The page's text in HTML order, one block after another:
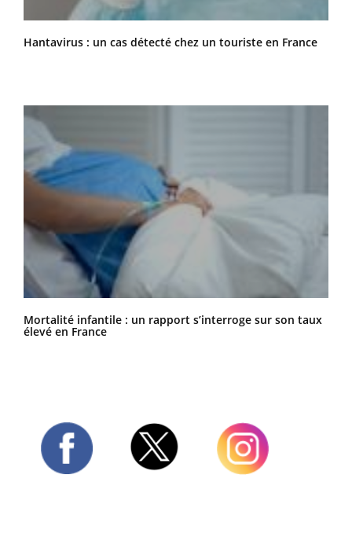
Hantavirus : un cas détecté chez un touriste en France
Mortalité infantile : un rapport s’interroge sur son taux
élevé en France